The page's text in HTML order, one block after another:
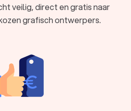
veilig, direct en gratis naar
grafisch ontwerpers.